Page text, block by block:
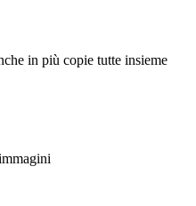
in più copie tutte insieme